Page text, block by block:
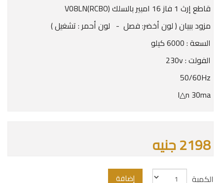
قاطع إرث 1 فاز 16 امبير بالسلك V08LN(RCBO)
مزود ببيان ( لون أخضر: فصل - لون أحمر : تشغيل )
السعة : 6000 كيلو
الفولت : 230v
50/60Hz
l△n 30ma
2198 جنيه
الكمية إضافة